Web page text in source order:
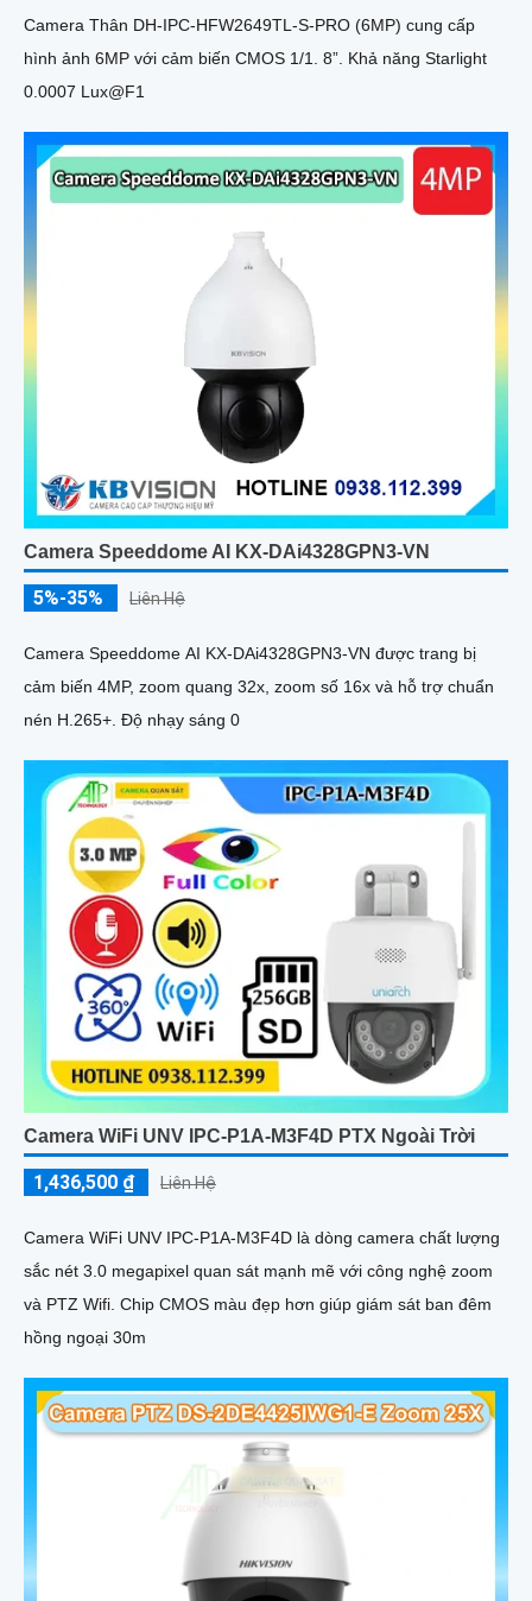
Camera Thân DH-IPC-HFW2649TL-S-PRO (6MP) cung cấp
hình ảnh 6MP với cảm biến CMOS 1/1. 8”. Khả năng Starlight
0.0007 Lux@F1
Camera Speeddome AI KX-DAi4328GPN3-VN
5%-35% Liên Hệ
Camera Speeddome AI KX-DAi4328GPN3-VN được trang bị
cảm biến 4MP, zoom quang 32x, zoom số 16x và hỗ trợ chuẩn
nén H.265+. Độ nhạy sáng 0
Camera WiFi UNV IPC-P1A-M3F4D PTX Ngoài Trời
1,436,500 ₫ Liên Hệ
Camera WiFi UNV IPC-P1A-M3F4D là dòng camera chất lượng
sắc nét 3.0 megapixel quan sát mạnh mẽ với công nghệ zoom
và PTZ Wifi. Chip CMOS màu đẹp hơn giúp giám sát ban đêm
hồng ngoại 30m